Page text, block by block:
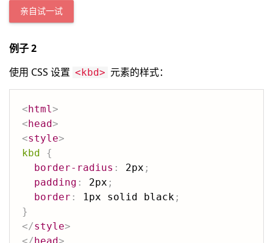
亲自试一试
例子 2
使用 CSS 设置 <kbd> 元素的样式：
<html>
<head>
<style>
kbd
{
border-radius : 2px ;
padding : 2px ;
border : 1px solid black ;
}
</style>